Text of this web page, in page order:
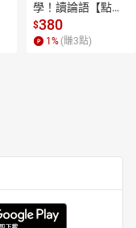
學！讀論語【點閱
率最高的孔子篇】
逗趣的文配圖情境
式講解，學習聖人
$380
1 % (賺3點)